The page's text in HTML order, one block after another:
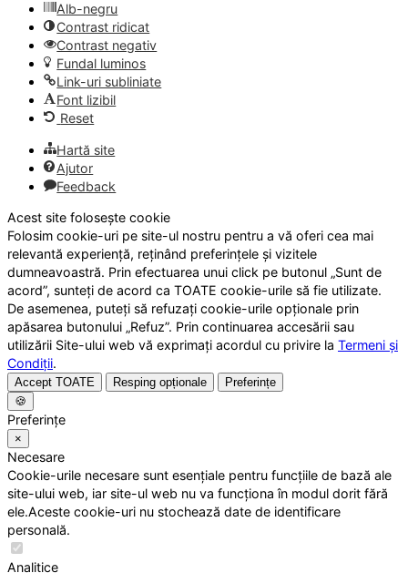
Alb-negru
Contrast ridicat
Contrast negativ
Fundal luminos
Link-uri subliniate
Font lizibil
Reset
Hartă site
Ajutor
Feedback
Acest site folosește cookie
Folosim cookie-uri pe site-ul nostru pentru a vă oferi cea mai
relevantă experiență, reținând preferințele și vizitele
dumneavoastră. Prin efectuarea unui click pe butonul „Sunt de
acord”, sunteți de acord ca TOATE cookie-urile să fie utilizate.
De asemenea, puteți să refuzați cookie-urile opționale prin
apăsarea butonului „Refuz”. Prin continuarea accesării sau
utilizării Site-ului web vă exprimați acordul cu privire la Termeni și
Condiții.
Accept TOATE Resping opționale
Preferințe
🍪
Preferințe
×
Necesare
Cookie-urile necesare sunt esențiale pentru funcțiile de bază ale
site-ului web, iar site-ul web nu va funcționa în modul dorit fără
ele.Aceste cookie-uri nu stochează date de identificare
personală.
Analitice